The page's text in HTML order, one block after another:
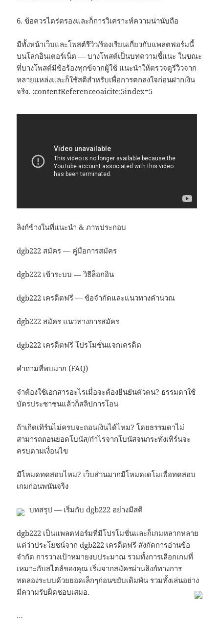
6. ข้อควรไตร่ตรองและก็การวิเคราะห์ความน่านับถือ
มีทั้งหน้าเว็บและโพสต์รีวิว/ร้องเรียนเกี่ยวกับแพลตฟอร์มนี้
บนโลกอินเตอร์เน็ต — บางโพสต์เป็นบทความชี้แนะ ในขณะ
ที่บางโพสต์มีข้อร้องทุกข์จากผู้ใช้ แนะนำให้ตรวจดูรีวิวจาก
หลายแหล่งและก็ใช้สติสำหรับเพื่อการตกลงใจก่อนฝากเงิน
จริง. :contentReferenceoaicite:5index=5
ลิงก์ข้างในที่แนะนำ & ภาพประกอบ
dgb222 สมัคร — คู่มือการสมัคร
dgb222 เข้าระบบ — วิธีล็อกอิน
dgb222 เครดิตฟรี — ข้อจำกัดและแนวทางคำนวณ
dgb222 สมัคร แนวทางการสมัคร
dgb222 เครดิตฟรี โปรโมชั่นแจกเครดิต
คำถามที่พบมาก (FAQ)
จำต้องใช้เอกสารอะไรเมื่อจะต้องยืนยันตัวตน? ธรรมดาใช้
บัตรประชาชนแล้วก็สลิปการโอน
ถ้าเกิดเทิร์นไม่ครบจะถอนเงินได้ไหม? โดยธรรมดาไม่
สามารถถอนยอดโบนัส/กำไรจากโบนัสจนกระทั่งเทิร์นจะ
ครบตามเงื่อนไข
มีโหมดทดสอบไหม? เว็บส่วนมากมีโหมดเดโมเพื่อทดสอบ
เกมก่อนพนันจริง
บทสรุป — เริ่มกับ dgb222 อย่างมีสติ
dgb222 เป็นแพลตฟอร์มที่มีโปรโมชั่นและก็เกมหลากหลาย
แต่ว่าประโยชน์จาก dgb222 เครดิตฟรี สังกัดการอ่านข้อ
จำกัด การวางเป้าหมายงบประมาณ รวมทั้งการเลือกเกมที่
เหมาะกับสไตล์ของคุณ เริ่มจากสมัครผ่านลิงก์ทางการ
ทดลองระบบด้วยยอดเล็กๆก่อนขยับเดิมพัน รวมทั้งเล่นอย่าง
มีความรับผิดชอบเสมอ.
…